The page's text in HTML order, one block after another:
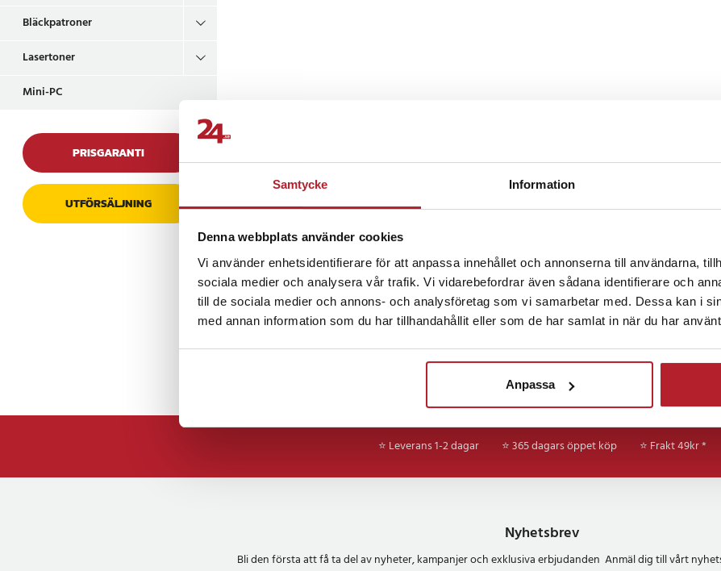
Samtycke Information
Denna webbplats använder cookies
Vi använder enhetsidentifierare för att anpassa innehållet och annonserna till användarna,
sociala medier och analysera vår trafik. Vi vidarebefordrar även sådana identifierare och
till de sociala medier och annons- och analysföretag som vi samarbetar med. Dessa kan i
med annan information som du har tillhandahållit eller som de har samlat in när du har
Anpassa
Bläckpatroner
Lasertoner
Mini-PC
PRISGARANTI
UTFÖRSÄLJNING
⭐ Leverans 1-2 dagar ⭐ 365 dagars öppet köp ⭐ Frakt 49kr *
Nyhetsbrev
Bli den första att få ta del av nyheter, kampanjer och exklusiva erbjudanden Anmäl dig till vårt